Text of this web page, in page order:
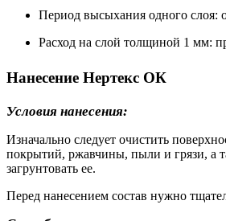
Период высыхания одного слоя:
Расход на слой толщиной 1 мм:
Нанесение Нертекс ОК
Условия нанесения:
Изначально следует очистить
покрытий, ржавчины, пыли и грязи, а
загрунтовать ее.
Перед нанесением состав нужно